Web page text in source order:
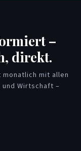
–
direkt.
monatlich mit allen
Wirtschaft –